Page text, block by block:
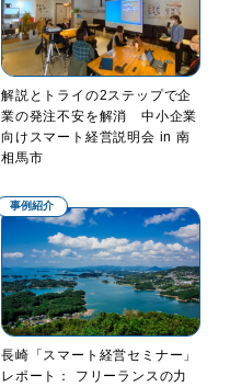
解説とトライの2ステップで企
業の発注不安を解消 中小企業
向けスマート経営説明会 in 南
相馬市
事例紹介
長崎「スマート経営セミナー」
レポート： フリーランスの力